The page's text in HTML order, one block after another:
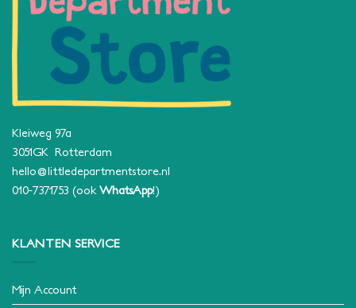
Kleiweg 97a
3051GK Rotterdam
hello@littledepartmentstore.nl
010-7371753 (ook WhatsApp!)
KLANTEN SERVICE
Mijn Account